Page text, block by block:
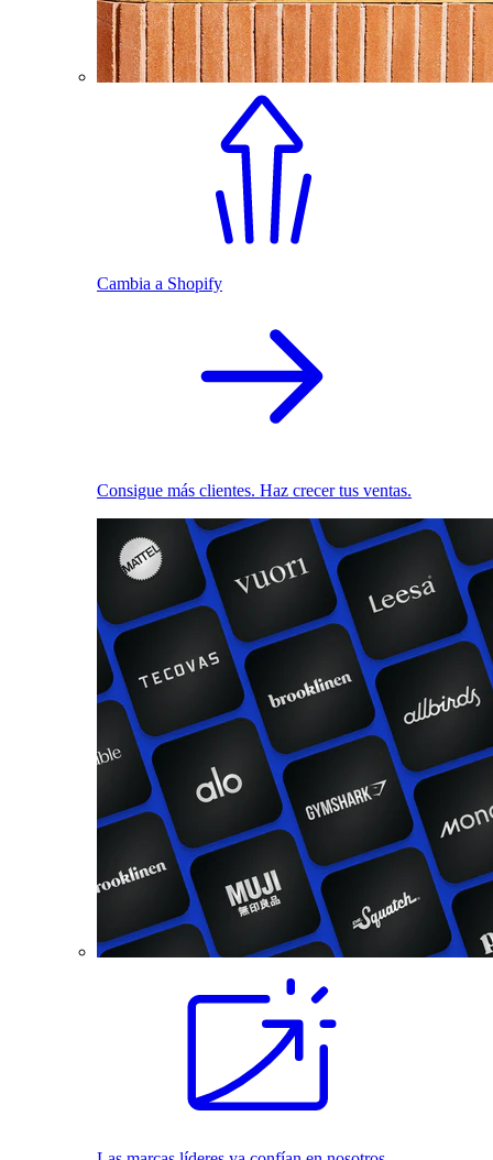
Cambia a Shopify
Consigue más clientes. Haz crecer tus ventas.